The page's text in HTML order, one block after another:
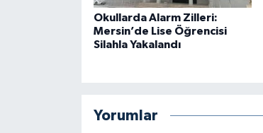
Okullarda Alarm Zilleri:
Mersin’de Lise Öğrencisi
Silahla Yakalandı
Yorumlar